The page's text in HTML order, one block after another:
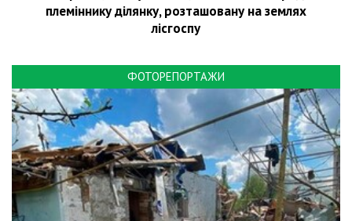
племіннику ділянку, розташовану на землях
лісгоспу
ФОТОРЕПОРТАЖИ